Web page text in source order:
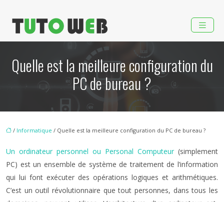
Quelle est la meilleure configuration du
PC de bureau ?
/ Informatique / Quelle est la meilleure configuration du PC de bureau ?
Un ordinateur personnel ou Personal Computeur (simplement
PC) est un ensemble de système de traitement de l’information
qui lui font exécuter des opérations logiques et arithmétiques.
C’est un outil révolutionnaire que tout personnes, dans tous les